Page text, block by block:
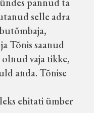
selle adra
Tõnis saanud
vaja tikke,
anda. Tõnise
ehitati ümber